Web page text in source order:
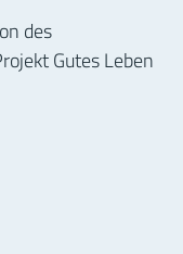
des
Gutes Leben